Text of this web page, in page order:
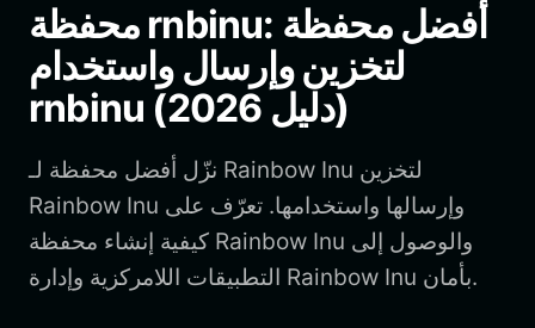
Deutsch
简体中文
繁體中文
Português (Portugal)
ภาษาไทย
हिन्दी
Español
Português (Brasil)
محفظة rnbinu: أفضل محفظة
لتخزين وإرسال واستخدام
rnbinu (دليل 2026)
نزّل أفضل محفظة لـ Rainbow Inu لتخزين
Rainbow Inu وإرسالها واستخدامها. تعرّف على
كيفية إنشاء محفظة Rainbow Inu والوصول إلى
التطبيقات اللامركزية وإدارة Rainbow Inu بأمان.